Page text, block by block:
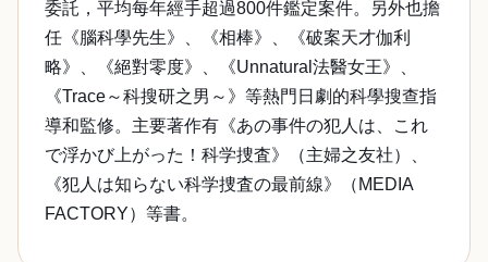
委託，平均每年經手超過800件鑑定案件。另外也擔
任《腦科學先生》、《相棒》、《破案天才伽利
略》、《絕對零度》、《Unnatural法醫女王》、
《Trace～科搜研之男～》等熱門日劇的科學搜查指
導和監修。主要著作有《あの事件の犯人は、これ
で浮かび上がった！科学捜査》（主婦之友社）、
《犯人は知らない科学捜査の最前線》（MEDIA
FACTORY）等書。